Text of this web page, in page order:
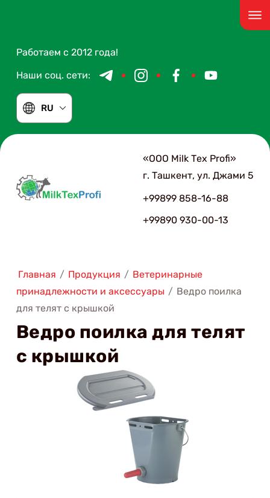
Работаем с 2012 года!
Наши соц. сети:
RU
«ООО Мilk Тex Рrofi»
г. Ташкент, ул. Джами 5
+99899 858-16-88
+99890 930-00-13
Главная / Продукция / Ветеринарные
принадлежности и аксессуары / Ведро поилка
для телят c крышкой
Ведро поилка для телят
c крышкой